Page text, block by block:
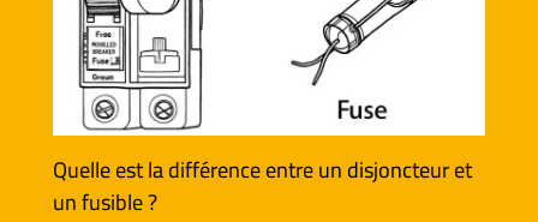
Quelle est la différence entre un disjoncteur et
un fusible ?